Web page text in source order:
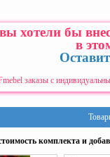
хотели бы
в
заказы с
комплекта и